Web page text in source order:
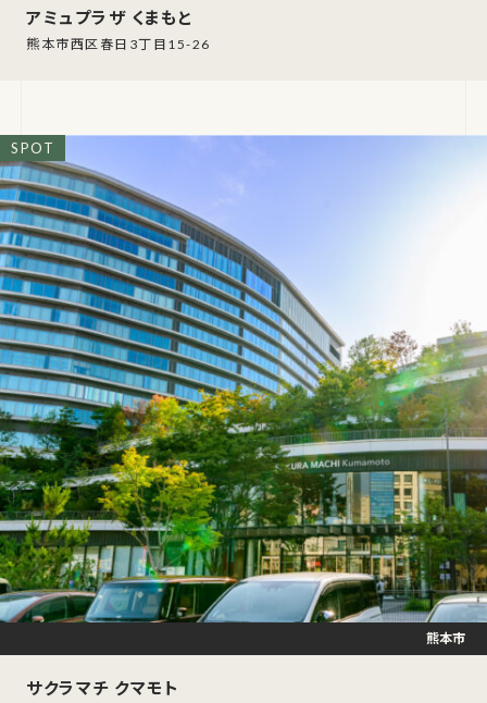
アミュプラザ くまもと
熊本市西区春日3丁目15-26
サクラマチ クマモト
熊本市